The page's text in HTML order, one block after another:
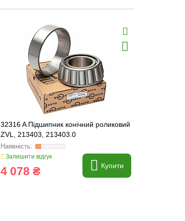
32316 A Підшипник конічний роликовий
ZVL, 213403, 213403.0
Залишити відгук
4 078 ₴ Купити